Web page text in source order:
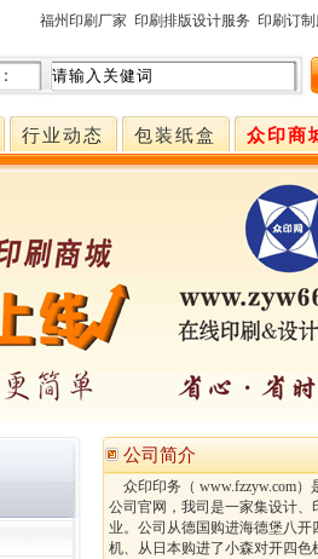
福州印刷厂家 印刷排版设计服务 印刷订制
行业动态 包装纸盒 众印商
公司简介
众印印务（ www.fzzyw.com）
公司官网，我司是一家集设计、
业。公司从德国购进海德堡八开
机、从日本购进了小森对开四色